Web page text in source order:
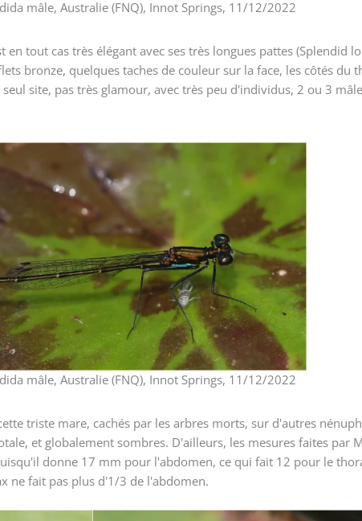
mâle, Australie (FNQ), Innot Springs, 11/12/2022
tout cas très élégant avec ses très longues pattes (Splendid
bronze, quelques taches de couleur sur la face, les côtés du
site, pas très glamour, avec très peu d'individus, 2 ou 3
mâle, Australie (FNQ), Innot Springs, 11/12/2022
triste mare, cachés par les arbres morts, sur d'autres
et globalement sombres. D'ailleurs, les mesures faites par
donne 17 mm pour l'abdomen, ce qui fait 12 pour le
ne fait pas plus d'1/3 de l'abdomen.